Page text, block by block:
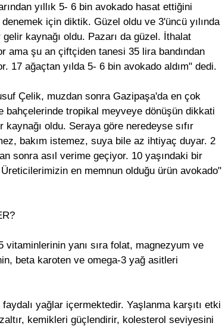
yıllık 5- 6 bin avokado hasat ettiğini
için diktik. Güzel oldu ve 3'üncü yılında
kaynağı oldu. Pazarı da güzel. İthalat
ama şu an çiftçiden tanesi 35 lira bandından
17 ağaçtan yılda 5- 6 bin avokado aldım" dedi.
Çelik, muzdan sonra Gazipaşa'da en çok
bahçelerinde tropikal meyveye dönüşün dikkati
oldu. Seraya göre neredeyse sıfır
bakım istemez, suya bile az ihtiyaç duyar. 2
sonra asıl verime geçiyor. 10 yaşındaki bir
en memnun olduğu ürün avokado"
yanı sıra folat, magnezyum ve
beta karoten ve omega-3 yağ asitleri
yağlar içermektedir. Yaşlanma karşıtı etki
kemikleri güçlendirir, kolesterol seviyesini